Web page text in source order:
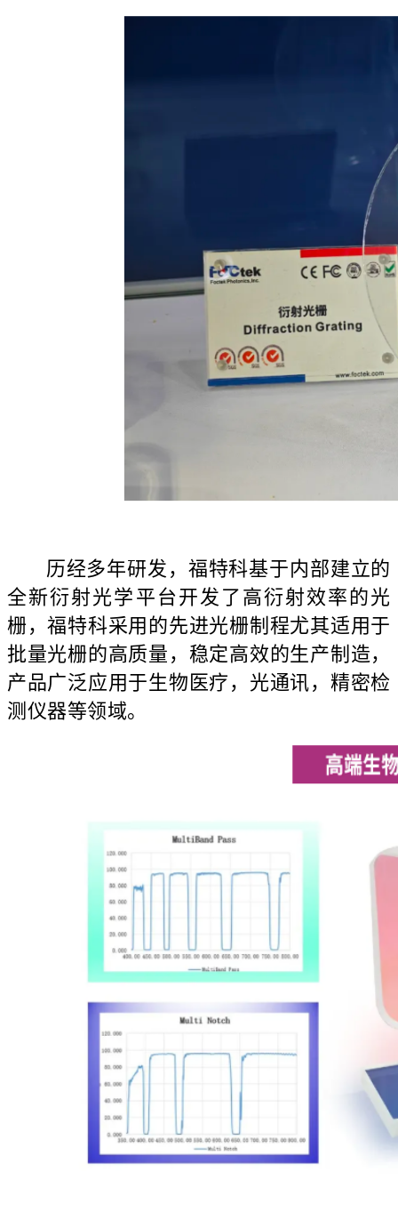
历经多年研发，福特科基于内部建立的
全新衍射光学平台开发了高衍射效率的光
栅，福特科采用的先进光栅制程尤其适用于
批量光栅的高质量，稳定高效的生产制造，
产品广泛应用于生物医疗，光通讯，精密检
测仪器等领域。